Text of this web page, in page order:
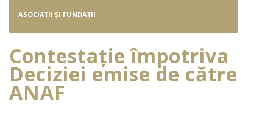
ASOCIAȚII ȘI FUNDAȚII
Contestație împotriva
Deciziei emise de către
ANAF